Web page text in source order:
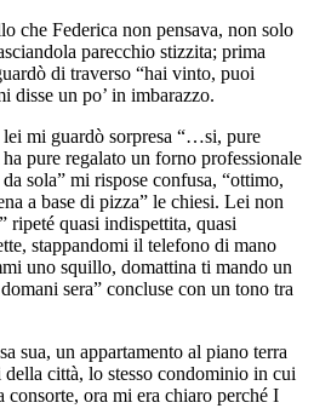
che Federica non pensava, non solo
parecchio stizzita; prima
di traverso “hai vinto, puoi
disse un po’ in imbarazzo.
lei mi guardò sorpresa “…si, pure
pure regalato un forno professionale
sola” mi rispose confusa, “ottimo,
a base di pizza” le chiesi. Lei non
ripeté quasi indispettita, quasi
stappandomi il telefono di mano
uno squillo, domattina ti mando un
sera” concluse con un tono tra
sua, un appartamento al piano terra
città, lo stesso condominio in cui
ora mi era chiaro perché I